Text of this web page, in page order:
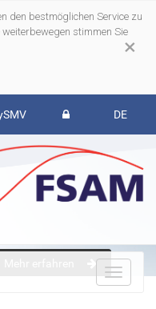
×
den bestmöglichen Service zu
stimmen Sie
DE